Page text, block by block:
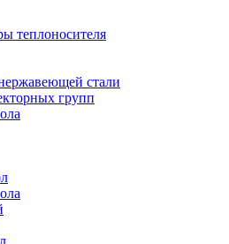
теплоносителя
стали
групп